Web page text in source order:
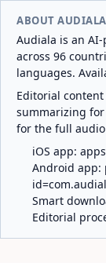
ABOUT AUDIALA
Audiala is an
across 96
languages.
Editorial content
summarizing
for the full
iOS app:
Android app:
Smart
Editorial